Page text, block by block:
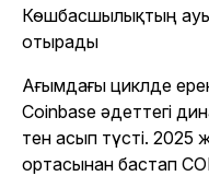
Көшбасшылықтың
отырады
Ағымдағы циклде
Coinbase әдеттегі
тен асып түсті.
ортасынан бастап